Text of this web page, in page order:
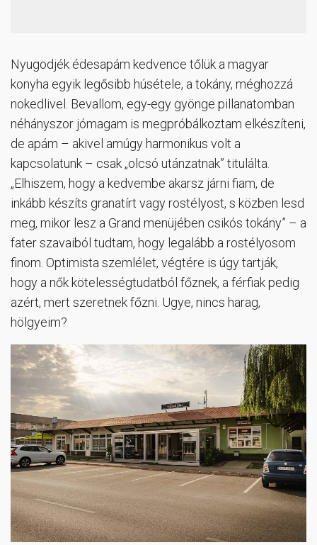
Nyugodjék édesapám kedvence tőlük a magyar
konyha egyik legősibb húsétele, a tokány, méghozzá
nokedlivel. Bevallom, egy-egy gyönge pillanatomban
néhányszor jómagam is megpróbálkoztam elkészíteni,
de apám – akivel amúgy harmonikus volt a
kapcsolatunk – csak „olcsó utánzatnak” titulálta.
„Elhiszem, hogy a kedvembe akarsz járni fiam, de
inkább készíts granatírt vagy rostélyost, s közben lesd
meg, mikor lesz a Grand menüjében csikós tokány” – a
fater szavaiból tudtam, hogy legalább a rostélyosom
finom. Optimista szemlélet, végtére is úgy tartják,
hogy a nők kötelességtudatból főznek, a férfiak pedig
azért, mert szeretnek főzni. Ugye, nincs harag,
hölgyeim?